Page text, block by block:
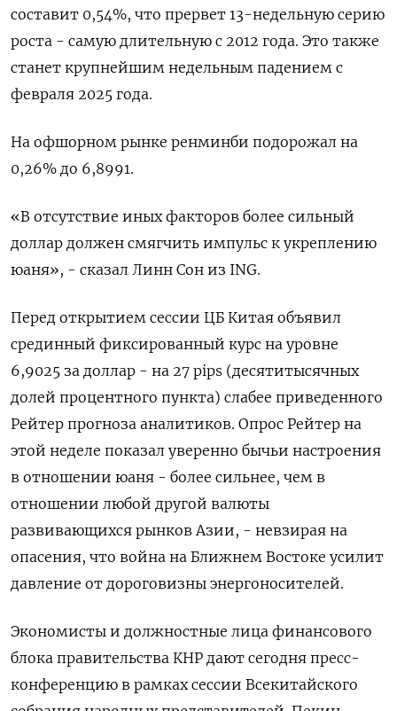
составит 0,54%, что прервет 13-недельную серию
роста - самую длительную ‌с 2012 года. Это также
станет крупнейшим недельным падением с ​
февраля 2025 года.
На офшорном рынке ренминби подорожал на
0,26% ‌до 6,8991.
«В отсутствие иных факторов более сильный
доллар должен смягчить импульс к укреплению
юаня», - сказал Линн Сон из ING.
Перед открытием ​сессии ЦБ ​Китая объявил
срединный фиксированный ‌курс на уровне
6,9025 за доллар - на 27 pips (десятитысячных
долей процентного ​пункта) слабее приведенного
Рейтер прогноза аналитиков. Опрос Рейтер на
этой неделе показал уверенно бычьи настроения
в отношении юаня - более сильнее, чем в
отношении любой другой валюты
развивающихся рынков Азии, - невзирая на
опасения, что война на Ближнем Востоке усилит
давление от дороговизны энергоносителей.
Экономисты и должностные лица финансового
блока правительства ​КНР дают сегодня ⁠пресс-
конференцию в рамках сессии Всекитайского